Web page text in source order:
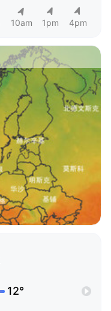
10am 1pm 4pm
12°